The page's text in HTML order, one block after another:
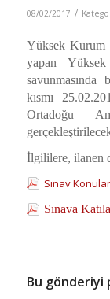
08/02/2017 /
Yüksek Kurum
yapan
savunmasında
kısmı
Ortadoğu
İlgililere, ilanen
Sınav
Sınava
Bu gönderiyi